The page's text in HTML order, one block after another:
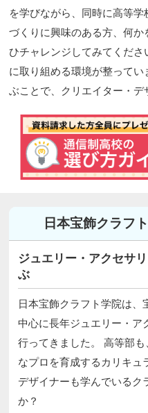
を学びながら、同時に高等
づくりに興味のある方、何
ひチャレンジしてみてくだ
に取り組める環境が整って
ぶことで、クリエイター・デ
日本宝飾クラフ
ジュエリー・アクセサ
ぶ
日本宝飾クラフト学院は、
中心に長年ジュエリー・ア
行ってきました。 高等部
なプロを育成するカリキュ
デザイナーも学んでいるク
か？